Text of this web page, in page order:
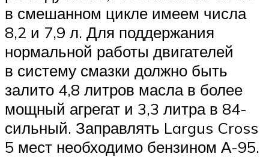
в смешанном цикле имеем числа
8,2 и 7,9 л. Для поддержания
нормальной работы двигателей
в систему смазки должно быть
залито 4,8 литров масла в более
мощный агрегат и 3,3 литра в 84-
сильный. Заправлять Largus Cross
5 мест необходимо бензином А-95.